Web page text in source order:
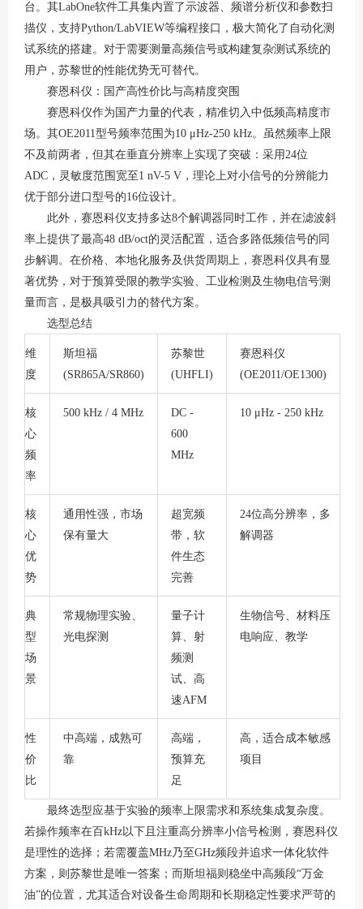
台。其LabOne软件工具集内置了示波器、频谱分析仪和参数扫
描仪，支持Python/LabVIEW等编程接口，极大简化了自动化测
试系统的搭建。对于需要测量高频信号或构建复杂测试系统的
用户，苏黎世的性能优势无可替代。
赛恩科仪：国产高性价比与高精度突围
赛恩科仪作为国产力量的代表，精准切入中低频高精度市
场。其OE2011型号频率范围为10 μHz-250 kHz。虽然频率上限
不及前两者，但其在垂直分辨率上实现了突破：采用24位
ADC，灵敏度范围宽至1 nV-5 V，理论上对小信号的分辨能力
优于部分进口型号的16位设计。
此外，赛恩科仪支持多达8个解调器同时工作，并在滤波斜
率上提供了最高48 dB/oct的灵活配置，适合多路低频信号的同
步解调 。在价格、本地化服务及供货周期上，赛恩科仪具有显
著优势，对于预算受限的教学实验、工业检测及生物电信号测
量而言，是极具吸引力的替代方案。
选型总结
维
度
斯坦福
(SR865A/SR860)
苏黎世
(UHFLI)
赛恩科仪
(OE2011/OE1300)
核
心
频
率
500 kHz / 4 MHz
DC -
600
MHz
10 μHz - 250 kHz
核
心
优
势
通用性强，市场
保有量大
超宽频
带，软
件生态
完善
24位高分辨率，多
解调器
典
型
场
景
常规物理实验、
光电探测
量子计
算、射
频测
试、高
速AFM
生物信号、材料压
电响应、教学
性
价
比
中高端，成熟可
靠
高端，
预算充
足
高，适合成本敏感
项目
最终选型应基于实验的频率上限需求和系统集成复杂度。
若操作频率在百kHz以下且注重高分辨率小信号检测，赛恩科仪
是理性的选择；若需覆盖MHz乃至GHz频段并追求一体化软件
方案，则苏黎世是唯一答案；而斯坦福则稳坐中高频段“万金
油”的位置，尤其适合对设备生命周期和长期稳定性要求严苛的